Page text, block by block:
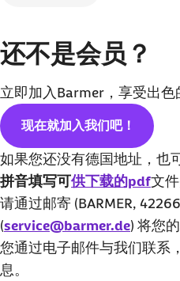
还不是会员？
立即加入 Barmer ，享受出色
现在就加入我们吧！
如果您还没有德国地址，也
拼音填写可供下载的pdf文
请通过邮寄 (BARMER,
(service@barmer.de) 将您
您通过电子邮件与我们联系
息。